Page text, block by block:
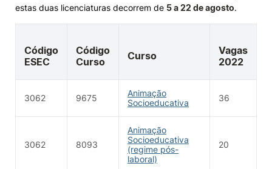
estas duas licenciaturas decorrem de 5 a 22 de agosto.
Código
ESEC
Código
Curso
Curso
Vagas
2022
3062 9675
Animação
Socioeducativa
36
3062 8093
Animação
Socioeducativa
(regime pós-
laboral)
20